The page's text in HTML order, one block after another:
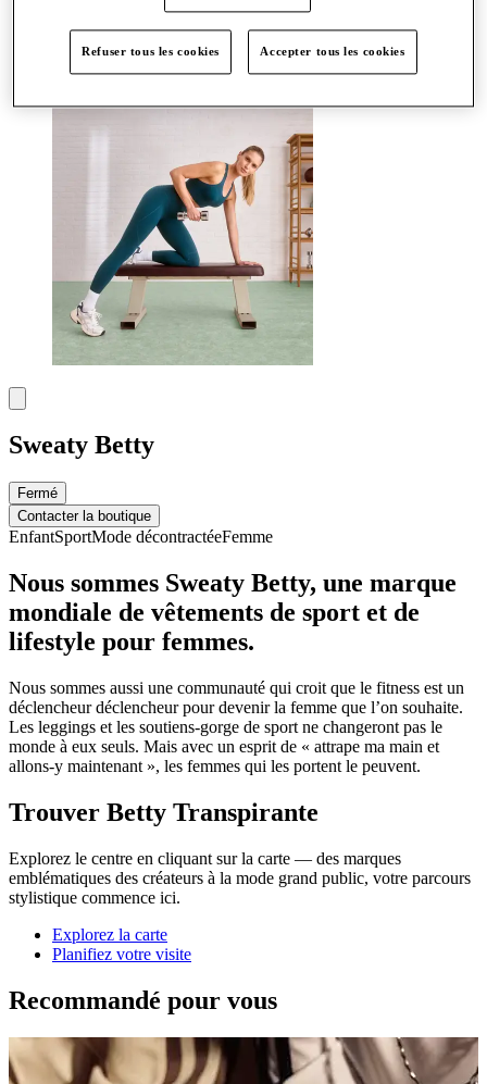
Plus
Sweaty Betty
Fermé
Contacter la boutique
EnfantSportMode décontractéeFemme
Nous sommes Sweaty Betty, une marque
mondiale de vêtements de sport et de
lifestyle pour femmes.
Nous sommes aussi une communauté qui croit que le fitness est un
déclencheur déclencheur pour devenir la femme que l’on souhaite.
Les leggings et les soutiens-gorge de sport ne changeront pas le
monde à eux seuls. Mais avec un esprit de « attrape ma main et
allons-y maintenant », les femmes qui les portent le peuvent.
Trouver Betty Transpirante
Explorez le centre en cliquant sur la carte — des marques
emblématiques des créateurs à la mode grand public, votre parcours
stylistique commence ici.
Explorez la carte
Planifiez votre visite
Recommandé pour vous
Refuser tous les cookies Accepter tous les cookies